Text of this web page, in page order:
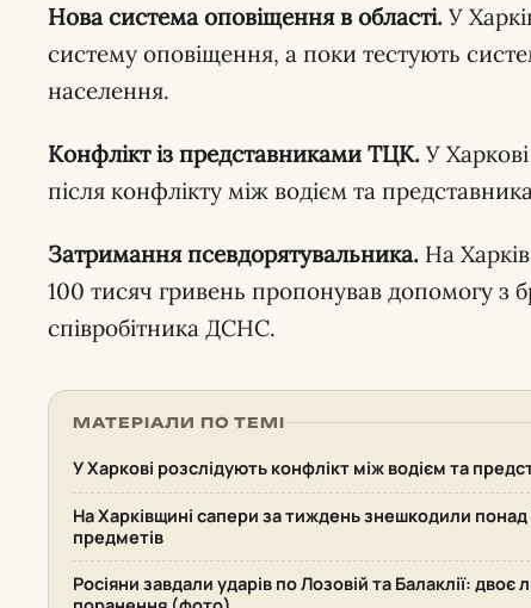
Нова система оповіщення в області. У
систему оповіщення, а поки тестують
населення.
Конфлікт із представниками ТЦК. У
після конфлікту між водієм та
Затримання псевдорятувальника. На
100 тисяч гривень пропонував допомогу з
співробітника ДСНС.
МАТЕРІАЛИ ПО ТЕМІ
У Харкові розслідують конфлікт між водієм та
На Харківщині сапери за тиждень знешкодили
предметів
Росіяни завдали ударів по Лозовій та Балаклії: